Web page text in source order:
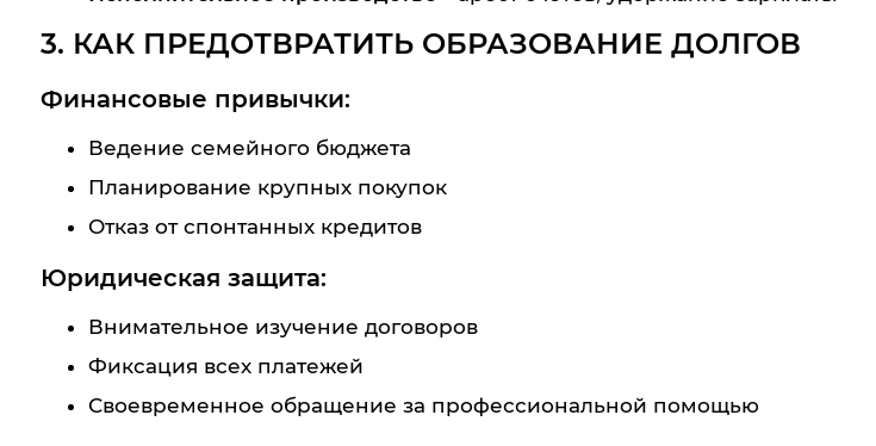
3. КАК ПРЕДОТВРАТИТЬ ОБРАЗОВАНИЕ ДОЛГОВ
Финансовые привычки:
Ведение семейного бюджета
Планирование крупных покупок
Отказ от спонтанных кредитов
Юридическая защита:
Внимательное изучение договоров
Фиксация всех платежей
Своевременное обращение за профессиональной помощью